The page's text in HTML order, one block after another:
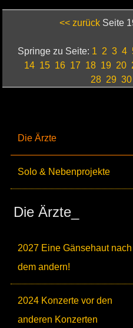
Die Ärzte
Solo & Nebenprojekte
Die Ärzte_
2027 Eine Gänsehaut nach
dem andern!
2024 Konzerte vor den
anderen Konzerten
<< zurückSeite
Springe zu Seite: 1 2 3 4
14 15 16 17 18 19 20
28 29 30